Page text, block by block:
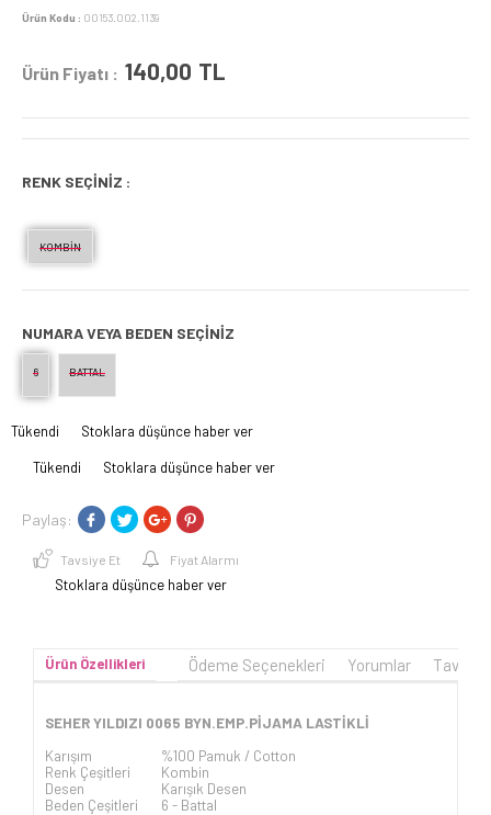
Ürün Kodu : 00153.002.1139
Ürün Fiyatı : 140,00 TL
RENK SEÇİNİZ :
KOMBİN
NUMARA VEYA BEDEN SEÇINIZ
6 BATTAL
Tükendi Stoklara düşünce haber ver
Tükendi Stoklara düşünce haber ver
Paylaş:
Tavsiye Et Fiyat Alarmı
Stoklara düşünce haber ver
Ürün Özellikleri Ödeme Seçenekleri Yorumlar
SEHER YILDIZI 0065 BYN.EMP.PİJAMA LASTİKLİ
Karışım
%100 Pamuk / Cotton
Renk Çeşitleri
Kombin
Desen
Karışık Desen
Beden Çeşitleri
6 - Battal